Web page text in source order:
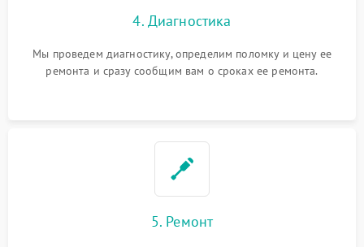
4. Диагностика
Мы проведем диагностику, определим поломку и цену ее
ремонта и сразу сообщим вам о сроках ее ремонта.
5. Ремонт